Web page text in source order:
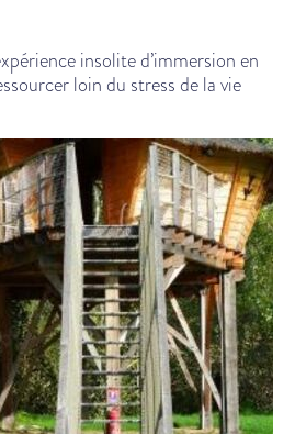
insolite d’immersion en
loin du stress de la vie